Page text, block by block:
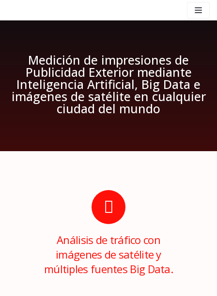
al
Medición de impresiones de
Publicidad Exterior mediante
Inteligencia Artificial, Big Data e
imágenes de satélite en cualquier
ciudad del mundo
Análisis de tráfico con
imágenes de satélite y
múltiples fuentes Big Data.